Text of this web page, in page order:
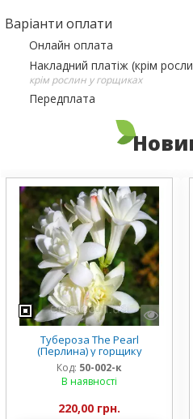
Варіанти оплати
Онлайн оплата
Накладний платіж (крім
крім рослин у горщиках
Передплата
Тубероза The Pearl
(Перлина) у горщику
Код: 50-002-к
В наявності
220,00 грн.